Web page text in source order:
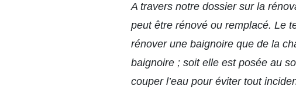
A travers notre dossiersur la
peut être rénové ou remplacé. Le
rénover une baignoire que de la
baignoire ; soit elle est posée au
couper l’eau pour éviter tout